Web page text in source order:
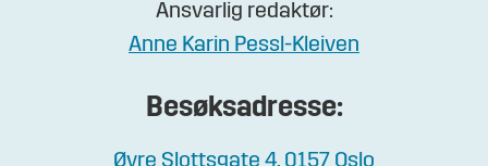
Ansvarlig redaktør:
Anne Karin Pessl-Kleiven
Besøksadresse:
Øvre Slottsgate 4, 0157 Oslo